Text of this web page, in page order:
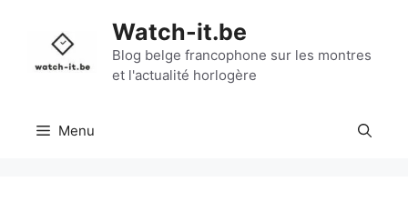
contenu
Watch-it.be
Blog belge francophone sur les montres
et l'actualité horlogère
Menu